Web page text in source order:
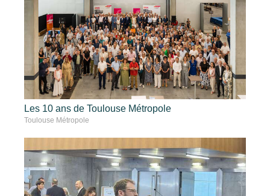
Les 10 ans de Toulouse Métropole
Toulouse Métropole